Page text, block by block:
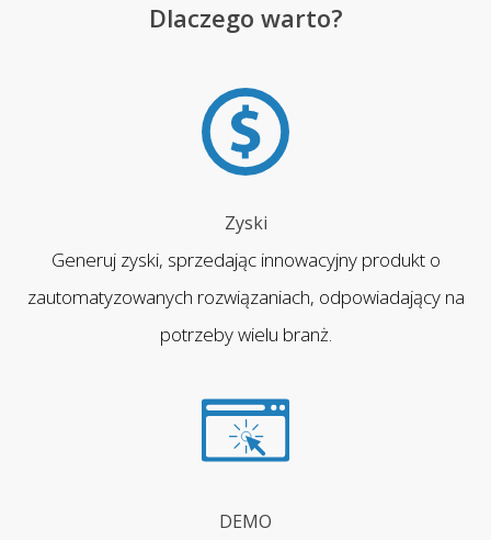
Dlaczego warto?
Zyski
Generuj zyski, sprzedając innowacyjny produkt o
zautomatyzowanych rozwiązaniach, odpowiadający na
potrzeby wielu branż.
DEMO